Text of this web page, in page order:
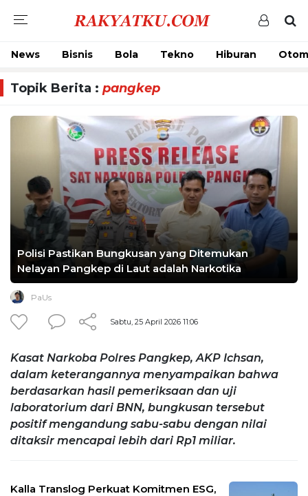
News Bisnis Bola Tekno Hiburan
Topik Berita : pangkep
Polisi Pastikan Bungkusan yang Ditemukan
Nelayan Pangkep di Laut adalah Narkotika
PaUs
Sabtu, 25 April 2026 11:06
Kasat Narkoba Polres Pangkep, AKP Ichsan,
dalam keterangannya menyampaikan bahwa
berdasarkan hasil pemeriksaan dan uji
laboratorium dari BNN, bungkusan tersebut
positif mengandung sabu-sabu dengan nilai
ditaksir mencapai lebih dari Rp1 miliar.
Kalla Translog Perkuat Komitmen ESG,